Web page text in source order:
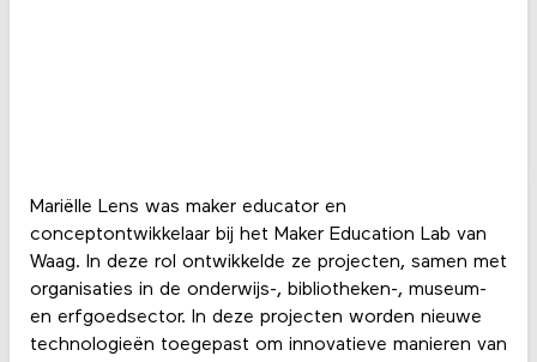
Mariëlle Lens was maker educator en
conceptontwikkelaar bij het Maker Education Lab van
Waag. In deze rol ontwikkelde ze projecten, samen met
organisaties in de onderwijs-, bibliotheken-, museum-
en erfgoedsector. In deze projecten worden nieuwe
technologieën toegepast om innovatieve manieren van